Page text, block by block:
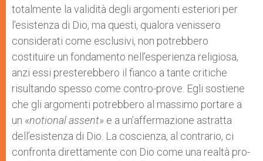
totalmente la validità degli argomenti esteriori per
l’esistenza di Dio, ma questi, qualora venissero
considerati come esclusivi, non potrebbero
costituire un fondamento nell’esperienza religiosa,
anzi essi presterebbero il fianco a tante critiche
risultando spesso come contro-prove. Egli sostiene
che gli argomenti potrebbero al massimo portare a
un «notional assent» e a un’affermazione astratta
dell’esistenza di Dio. La coscienza, al contrario, ci
confronta direttamente con Dio come una realtà pro-